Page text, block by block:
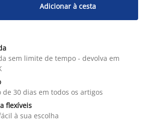
Adicionar à cesta
sem limite de tempo - devolva em
30 dias em todos os artigos
flexíveis
à sua escolha